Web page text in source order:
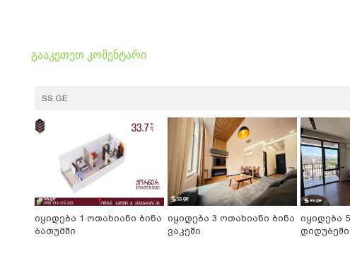
გააკეთეთ კომენტარი
SS.GE
იყიდება 1 ოთახიანი ბინა
ბათუმში
იყიდება 3 ოთახიანი ბინა
ვაკეში
იყიდება
დიდუბეში